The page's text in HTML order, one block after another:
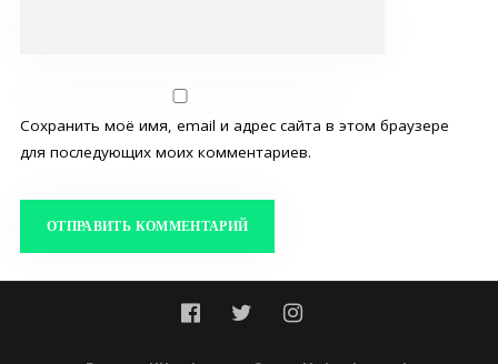
Сохранить моё имя, email и адрес сайта в этом браузере
для последующих моих комментариев.